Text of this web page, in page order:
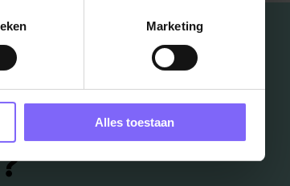
Marketing
Alles toestaan